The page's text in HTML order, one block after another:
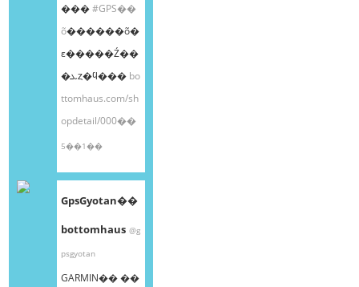
���#GPS��
õ������õ�
ε�����Ź��
�ܥȥ�ϥ��� bo
ttomhaus.com/sh
opdetail/000��
5��1��
GpsGyotan��
bottomhaus @g
psgyotan
GARMIN�� ��